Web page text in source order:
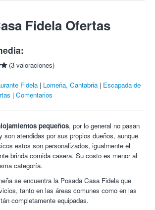
adobada, tocino ibérico, panceta,
y relleno)
platos típicos de la cocina de Cantabria,
materia prima de primera calidad y
en un solo lugar, Colectivia!
en el 942 735 084. Sujeto a disponibilidad
llevar el cupón impreso.
con mínimo 24 horas de antelación.
compre esta oferta.
Fidela Ofertas
(3 valoraciones)
Fidela Lomeña, Cantabria
Escapada de
Comentarios
pequeños, por lo general no pasan
son atendidas por sus propios dueños, aunque
estos son personalizados, igualmente el
brinda comida casera. Su costo es menor al
categoría.
se encuentra la Posada Casa Fidela que
tanto en las áreas comunes como en las
completamente equipadas.